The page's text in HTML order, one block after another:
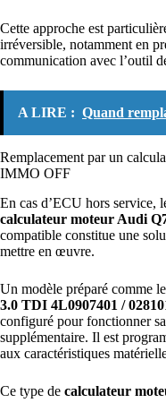
Cette approche est
irréversible, notamment en
communication avec l’outil
A LIRE : Quand
Remplacement par un
IMMO OFF
En cas d’ECU hors service,
calculateur moteur Audi
compatible constitue une
mettre en œuvre.
Un modèle préparé comme le
3.0 TDI 4L0907401 /
configuré pour fonctionner
supplémentaire. Il est
aux caractéristiques
Ce type de calculateur